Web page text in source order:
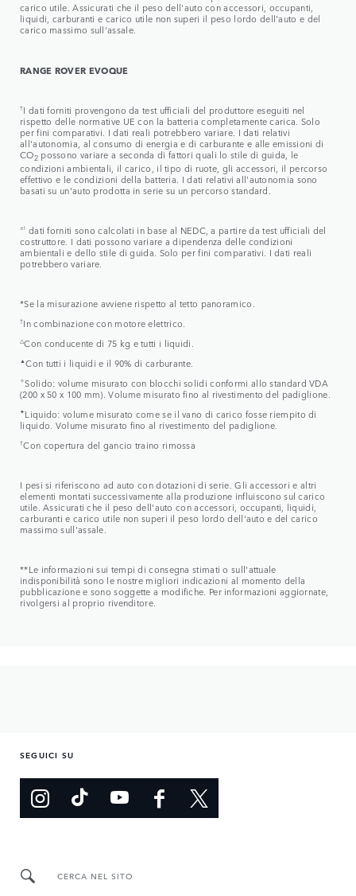
carico utile. Assicurati che il peso dell'auto con accessori, occupanti,
liquidi, carburanti e carico utile non superi il peso lordo dell'auto e del
carico massimo sull'assale.
RANGE ROVER EVOQUE
†I dati forniti provengono da test ufficiali del produttore eseguiti nel
rispetto delle normative UE con la batteria completamente carica. Solo
per fini comparativi. I dati reali potrebbero variare. I dati relativi
all'autonomia, al consumo di energia e di carburante e alle emissioni di
CO2possono variare a seconda di fattori quali lo stile di guida, le
condizioni ambientali, il carico, il tipo di ruote, gli accessori, il percorso
effettivo e le condizioni della batteria. I dati relativi all'autonomia sono
basati su un'auto prodotta in serie su un percorso standard.
±I dati forniti sono calcolati in base al NEDC, a partire da test ufficiali del
costruttore. I dati possono variare a dipendenza delle condizioni
ambientali e dello stile di guida. Solo per fini comparativi. I dati reali
potrebbero variare.
*Se la misurazione avviene rispetto al tetto panoramico.
†In combinazione con motore elettrico.
△Con conducente di 75 kg e tutti i liquidi.
▲Con tutti i liquidi e il 90% di carburante.
✧Solido: volume misurato con blocchi solidi conformi allo standard VDA
(200 x 50 x 100 mm). Volume misurato fino al rivestimento del padiglione.
✦ Liquido: volume misurato come se il vano di carico fosse riempito di
liquido. Volume misurato fino al rivestimento del padiglione.
†Con copertura del gancio traino rimossa
I pesi si riferiscono ad auto con dotazioni di serie. Gli accessori e altri
elementi montati successivamente alla produzione influiscono sul carico
utile. Assicurati che il peso dell'auto con accessori, occupanti, liquidi,
carburanti e carico utile non superi il peso lordo dell'auto e del carico
massimo sull'assale.
**Le informazioni sui tempi di consegna stimati o sull'attuale
indisponibilità sono le nostre migliori indicazioni al momento della
pubblicazione e sono soggette a modifiche. Per informazioni aggiornate,
rivolgersi al proprio rivenditore.
SEGUICI SU
CERCA NEL SITO